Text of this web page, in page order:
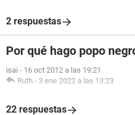
2 respuestas
Por qué hago popo
isai - 16 oct 2012 a las 19:21
Ruth - 3 ene 2022 a las 13:23
22 respuestas